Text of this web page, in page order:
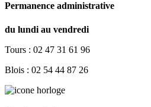
Permanence administrative
du lundi au vendredi
Tours : 02 47 31 61 96
Blois : 02 54 44 87 26